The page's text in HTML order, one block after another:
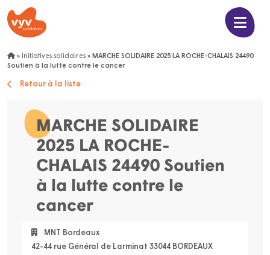
» Initiatives solidaires » MARCHE SOLIDAIRE 2025 LA ROCHE-CHALAIS 24490
Soutien à la lutte contre le cancer
Retour à la liste
MARCHE SOLIDAIRE
2025 LA ROCHE-
CHALAIS 24490 Soutien
à la lutte contre le
cancer
MNT Bordeaux
42-44 rue Général de Larminat 33044 BORDEAUX